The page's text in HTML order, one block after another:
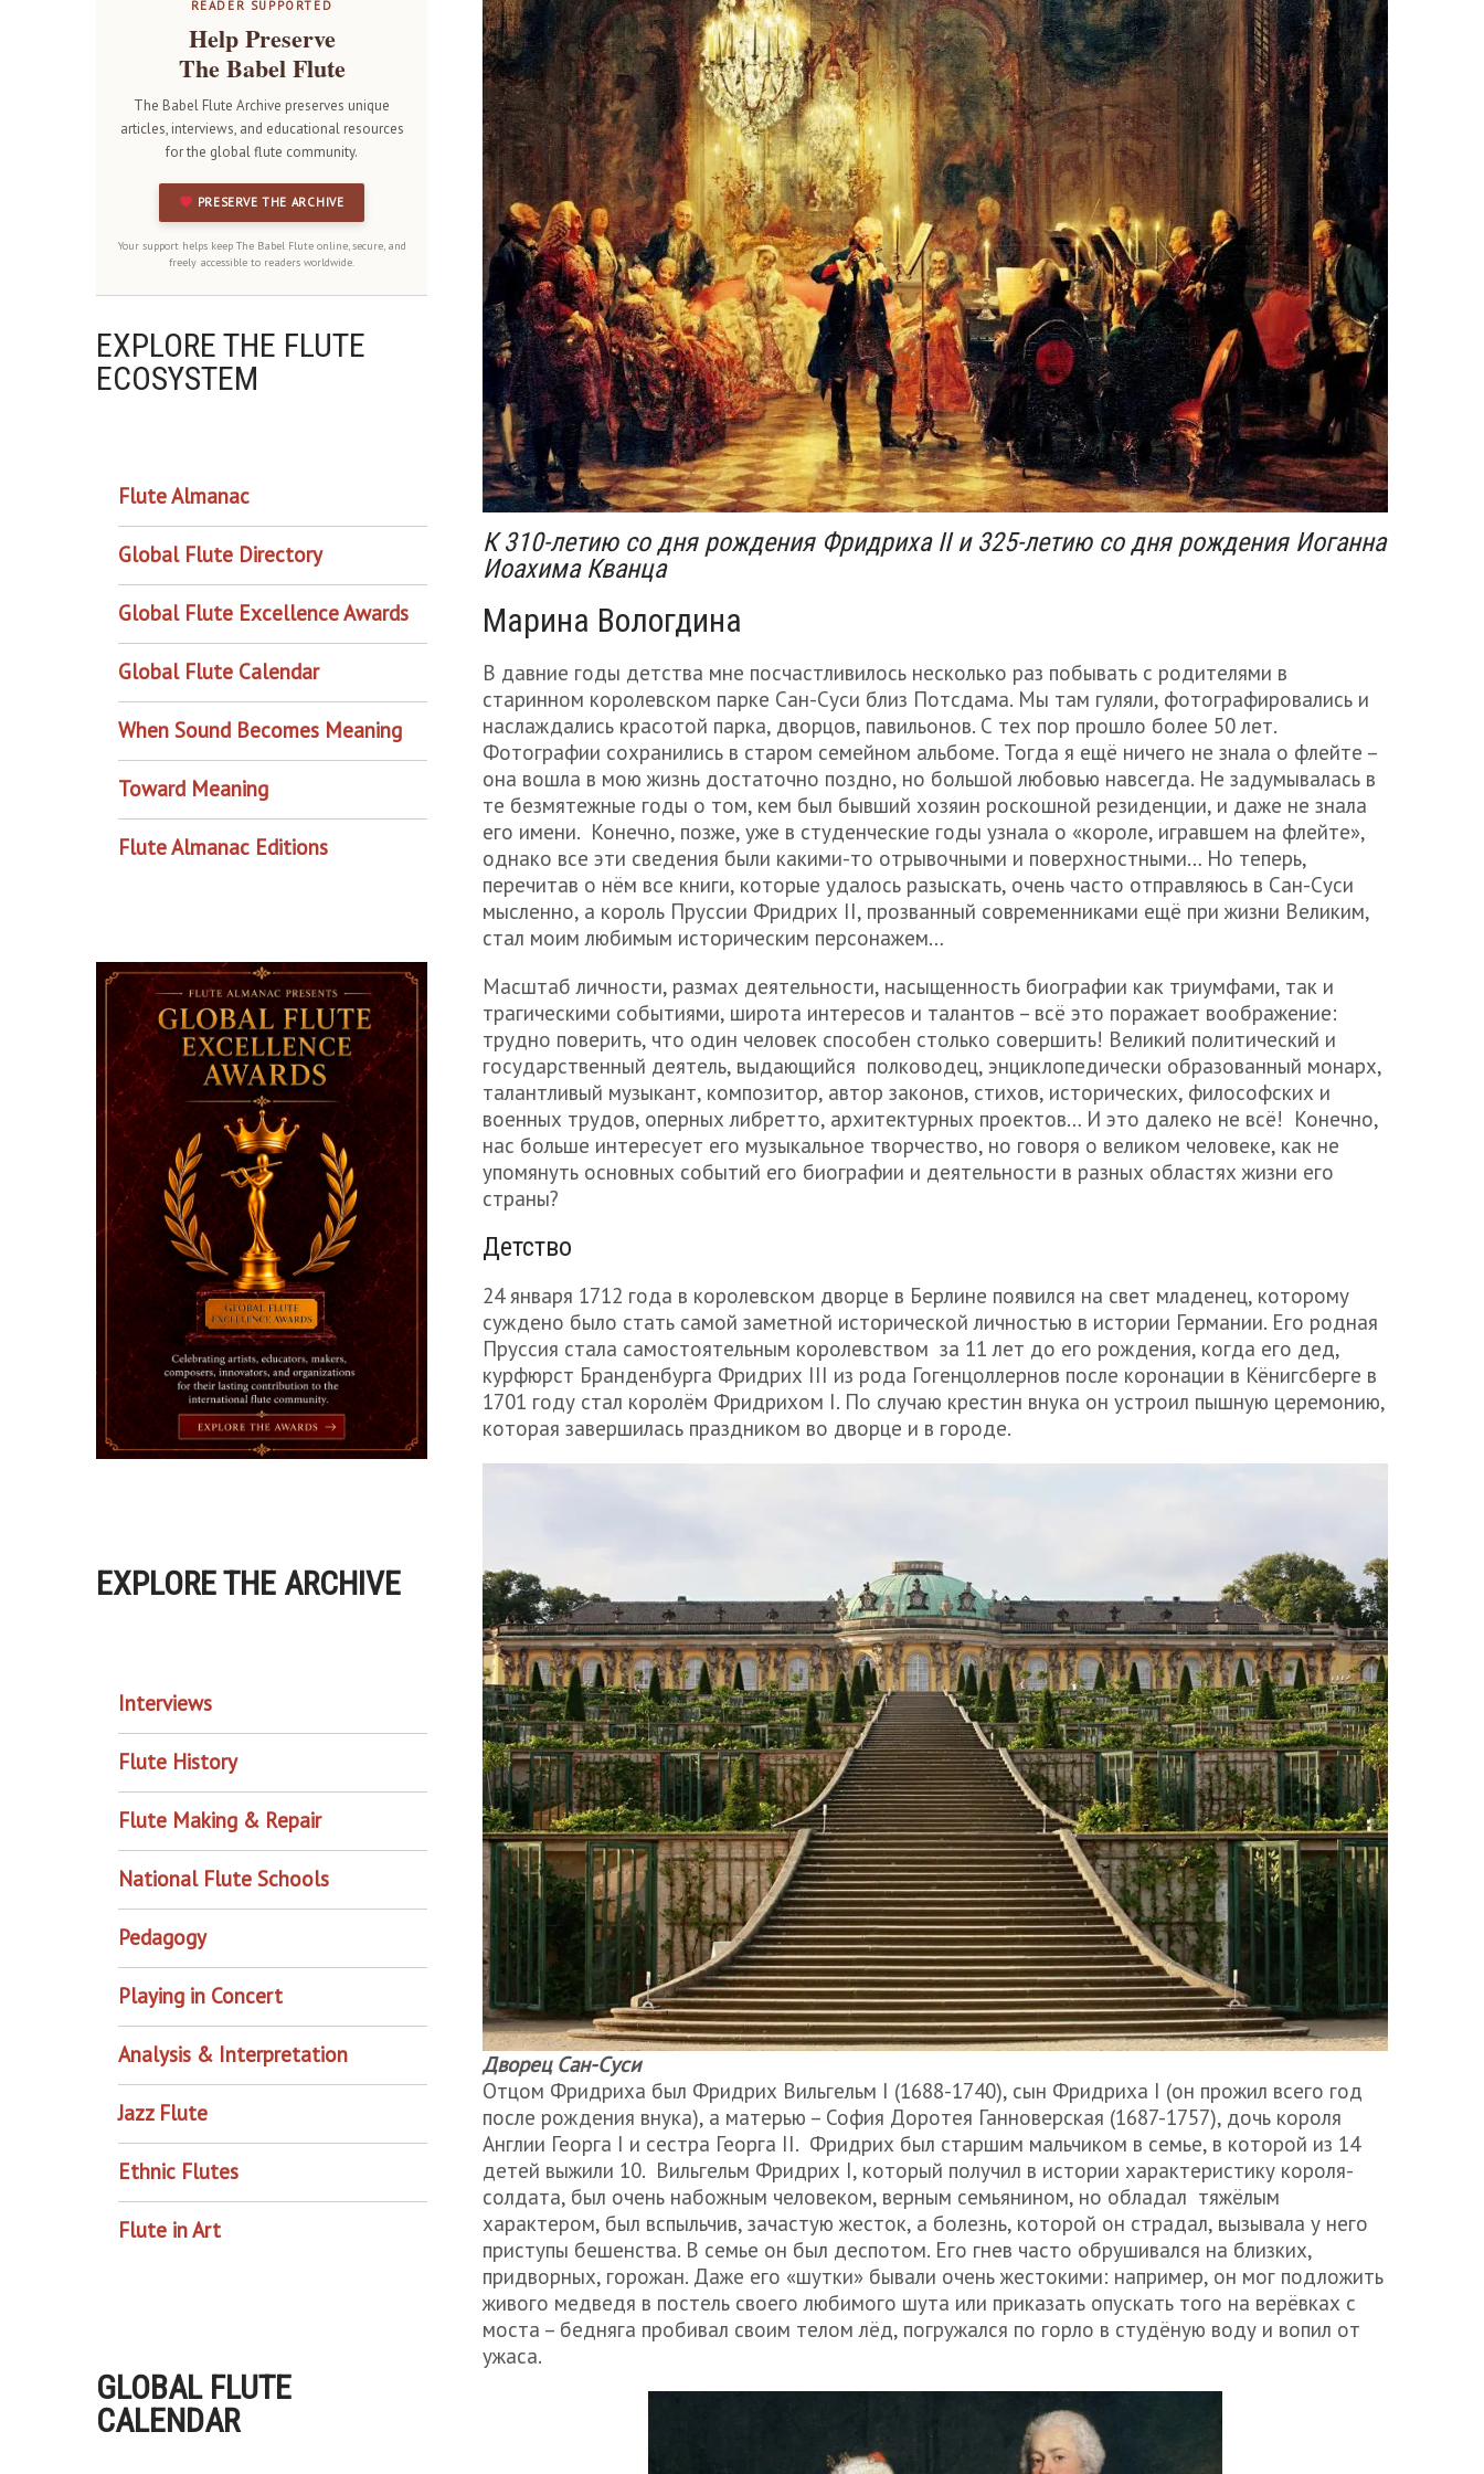
К 310-летию со дня рождения Фридриха II и 325-летию со дня рождения Иоганна
Иоахима Кванца
Марина Вологдина
В давние годы детства мне посчастливилось несколько раз побывать с родителями в
старинном королевском парке Сан-Суси близ Потсдама. Мы там гуляли, фотографировались и
наслаждались красотой парка, дворцов, павильонов. С тех пор прошло более 50 лет.
Фотографии сохранились в старом семейном альбоме. Тогда я ещё ничего не знала о флейте –
она вошла в мою жизнь достаточно поздно, но большой любовью навсегда. Не задумывалась в
те безмятежные годы о том, кем был бывший хозяин роскошной резиденции, и даже не знала
его имени. Конечно, позже, уже в студенческие годы узнала о «короле, игравшем на флейте»,
однако все эти сведения были какими-то отрывочными и поверхностными… Но теперь,
перечитав о нём все книги, которые удалось разыскать, очень часто отправляюсь в Сан-Суси
мысленно, а король Пруссии Фридрих II, прозванный современниками ещё при жизни Великим,
стал моим любимым историческим персонажем…
Масштаб личности, размах деятельности, насыщенность биографии как триумфами, так и
трагическими событиями, широта интересов и талантов – всё это поражает воображение:
трудно поверить, что один человек способен столько совершить! Великий политический и
государственный деятель, выдающийся полководец, энциклопедически образованный монарх,
талантливый музыкант, композитор, автор законов, стихов, исторических, философских и
военных трудов, оперных либретто, архитектурных проектов… И это далеко не всё! Конечно,
нас больше интересует его музыкальное творчество, но говоря о великом человеке, как не
упомянуть основных событий его биографии и деятельности в разных областях жизни его
страны?
Детство
24 января 1712 года в королевском дворце в Берлине появился на свет младенец, которому
суждено было стать самой заметной исторической личностью в истории Германии. Его родная
Пруссия стала самостоятельным королевством за 11 лет до его рождения, когда его дед,
курфюрст Бранденбурга Фридрих III из рода Гогенцоллернов после коронации в Кёнигсберге в
1701 году стал королём Фридрихом I. По случаю крестин внука он устроил пышную церемонию,
которая завершилась праздником во дворце и в городе.
Дворец Сан-Суси
Отцом Фридриха был Фридрих Вильгельм I (1688-1740), сын Фридриха I (он прожил всего год
после рождения внука), а матерью – София Доротея Ганноверская (1687-1757), дочь короля
Англии Георга I и сестра Георга II. Фридрих был старшим мальчиком в семье, в которой из 14
детей выжили 10. Вильгельм Фридрих I, который получил в истории характеристику короля-
солдата, был очень набожным человеком, верным семьянином, но обладал тяжёлым
характером, был вспыльчив, зачастую жесток, а болезнь, которой он страдал, вызывала у него
приступы бешенства. В семье он был деспотом. Его гнев часто обрушивался на близких,
придворных, горожан. Даже его «шутки» бывали очень жестокими: например, он мог подложить
живого медведя в постель своего любимого шута или приказать опускать того на верёвках с
моста – бедняга пробивал своим телом лёд, погружался по горло в студёную воду и вопил от
ужаса.
READER SUPPORTED
Help Preserve
The Babel Flute
The Babel Flute Archive preserves unique
articles, interviews, and educational resources
for the global flute community.
PRESERVE THE ARCHIVE
Your support helps keep The Babel Flute online, secure, and
freely accessible to readers worldwide.
EXPLORE THE FLUTE
ECOSYSTEM
Flute Almanac
Global Flute Directory
Global Flute Excellence Awards
Global Flute Calendar
When Sound Becomes Meaning
Toward Meaning
Flute Almanac Editions
EXPLORE THE ARCHIVE
Interviews
Flute History
Flute Making & Repair
National Flute Schools
Pedagogy
Playing in Concert
Analysis & Interpretation
Jazz Flute
Ethnic Flutes
Flute in Art
GLOBAL FLUTE
CALENDAR